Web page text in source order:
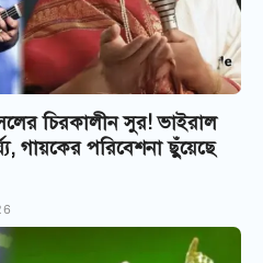
চিরকালীন সুর! ভাইরাল
গায়কের পরিবেশনা ছুঁয়েছে